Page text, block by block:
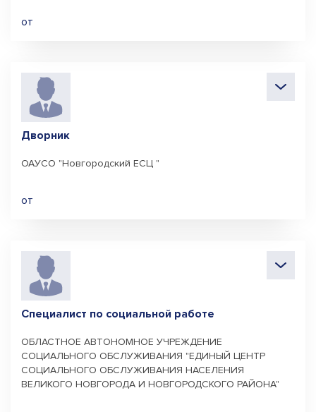
от
Дворник
ОАУСО "Новгородский ЕСЦ "
от
Специалист по социальной работе
ОБЛАСТНОЕ АВТОНОМНОЕ УЧРЕЖДЕНИЕ
СОЦИАЛЬНОГО ОБСЛУЖИВАНИЯ "ЕДИНЫЙ ЦЕНТР
СОЦИАЛЬНОГО ОБСЛУЖИВАНИЯ НАСЕЛЕНИЯ
ВЕЛИКОГО НОВГОРОДА И НОВГОРОДСКОГО РАЙОНА"